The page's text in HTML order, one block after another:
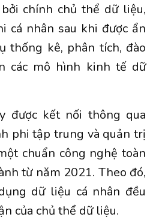
chính chủ thể dữ liệu,
cá nhân sau khi được ẩn
thống kê, phân tích, đào
các mô hình kinh tế dữ
được kết nối thông qua
phi tập trung và quản trị
chuẩn công nghệ toàn
từ năm 2021. Theo đó,
dữ liệu cá nhân đều
của chủ thể dữ liệu.